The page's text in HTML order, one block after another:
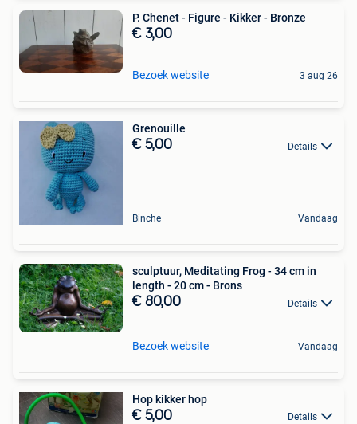
P. Chenet - Figure - Kikker - Bronze
€ 3,00
Bezoek website 3 aug 26
Grenouille
€ 5,00 Details
Binche Vandaag
sculptuur, Meditating Frog - 34 cm in
length - 20 cm - Brons
€ 80,00 Details
Bezoek website Vandaag
Hop kikker hop
€ 5,00 Details